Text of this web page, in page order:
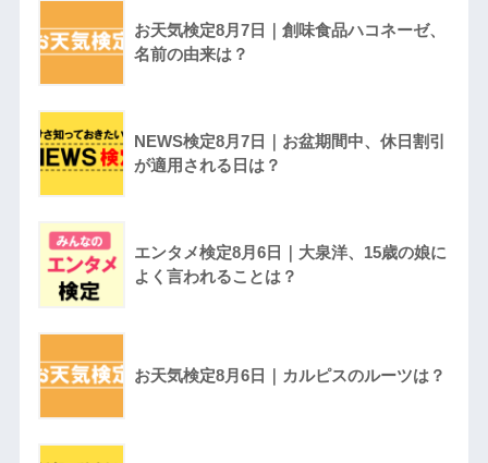
お天気検定8月7日｜創味食品ハコネーゼ、
名前の由来は？
NEWS検定8月7日｜お盆期間中、休日割引
が適用される日は？
エンタメ検定8月6日｜大泉洋、15歳の娘に
よく言われることは？
お天気検定8月6日｜カルピスのルーツは？